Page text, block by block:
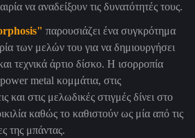
να αναδείξουν τις δυνατότητές τους.
" παρουσιάζει ένα συγκρότημα
των μελών του για να δημιουργήσει
τεχνικά άρτιο δίσκο. Η ισορροπία
power metal κομμάτια, στις
και στις μελωδικές στιγμές δίνει στο
καθώς το καθιστούν ως μία από τις
της μπάντας.